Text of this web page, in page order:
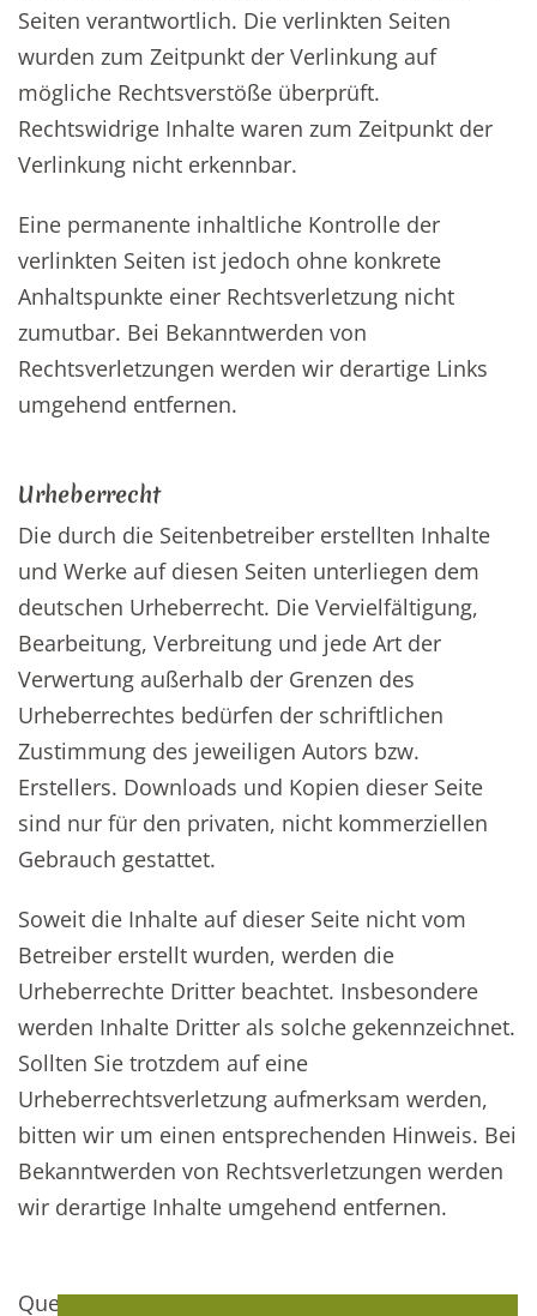
Seiten verantwortlich. Die verlinkten Seiten
wurden zum Zeitpunkt der Verlinkung auf
mögliche Rechtsverstöße überprüft.
Rechtswidrige Inhalte waren zum Zeitpunkt der
Verlinkung nicht erkennbar.
Eine permanente inhaltliche Kontrolle der
verlinkten Seiten ist jedoch ohne konkrete
Anhaltspunkte einer Rechtsverletzung nicht
zumutbar. Bei Bekanntwerden von
Rechtsverletzungen werden wir derartige Links
umgehend entfernen.
Urheberrecht
Die durch die Seitenbetreiber erstellten Inhalte
und Werke auf diesen Seiten unterliegen dem
deutschen Urheberrecht. Die Vervielfältigung,
Bearbeitung, Verbreitung und jede Art der
Verwertung außerhalb der Grenzen des
Urheberrechtes bedürfen der schriftlichen
Zustimmung des jeweiligen Autors bzw.
Erstellers. Downloads und Kopien dieser Seite
sind nur für den privaten, nicht kommerziellen
Gebrauch gestattet.
Soweit die Inhalte auf dieser Seite nicht vom
Betreiber erstellt wurden, werden die
Urheberrechte Dritter beachtet. Insbesondere
werden Inhalte Dritter als solche gekennzeichnet.
Sollten Sie trotzdem auf eine
Urheberrechtsverletzung aufmerksam werden,
bitten wir um einen entsprechenden Hinweis. Bei
Bekanntwerden von Rechtsverletzungen werden
wir derartige Inhalte umgehend entfernen.
Quelle:e-recht24.de